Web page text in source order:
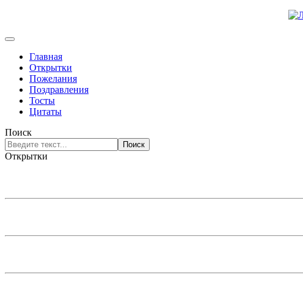
Главная
Открытки
Пожелания
Поздравления
Тосты
Цитаты
Поиск
Поиск
Открытки